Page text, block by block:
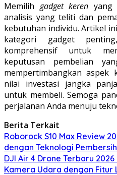
Memilih gadget keren yang
analisis yang teliti dan
kebutuhan individu. Artikel
kategori gadget
komprehensif untuk
keputusan pembelian
mempertimbangkan aspek
nilai investasi jangka
untuk membeli. Semoga
perjalanan Anda menuju
Berita Terkait
Roborock S10 Max Review
dengan Teknologi
DJI Air 4 Drone Terbaru
Kamera Udara dengan Fitur